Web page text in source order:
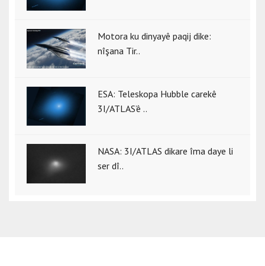
Motora ku dinyayê paqij dike:
nîşana Tir..
ESA: Teleskopa Hubble carekê
3I/ATLAS’ê ..
NASA: 3I/ATLAS dikare îma daye li
ser dî..